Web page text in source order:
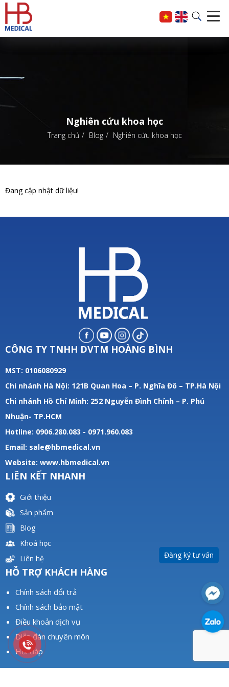
Nghiên cứu khoa học
Trang chủ Blog Nghiên cứu khoa học
Đang cập nhật dữ liệu!
Đăng ký tư vấn
CÔNG TY TNHH DVTM HOÀNG BÌNH
MST: 0106080929
Chi nhánh Hà Nội: 121B Quan Hoa – P. Nghĩa Đô – TP.Hà Nội
Chi nhánh Hồ Chí Minh: 252 Nguyễn Đình Chính – P. Phú
Nhuận- TP.HCM
Hotline: 0906.280.083 - 0971.960.083
Email: sale@hbmedical.vn
Website: www.hbmedical.vn
LIÊN KẾT NHANH
Giới thiệu
Sản phẩm
Blog
Khoá học
Liên hệ
HỖ TRỢ KHÁCH HÀNG
Chính sách đổi trả
Chính sách bảo mật
Điều khoản dịch vụ
Diễn đàn chuyên môn
Hỏi đáp